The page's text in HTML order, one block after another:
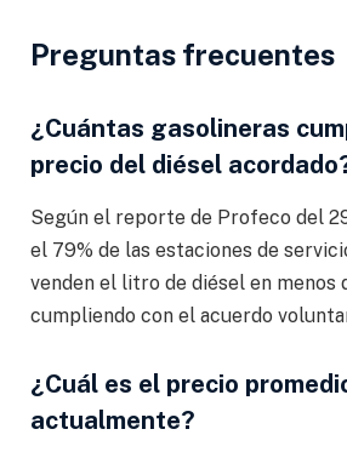
Preguntas frecuentes
¿Cuántas gasolineras
precio del diésel
Según el reporte de Profeco del
el 79% de las estaciones de
venden el litro de diésel en menos
cumpliendo con el acuerdo
¿Cuál es el precio
actualmente?